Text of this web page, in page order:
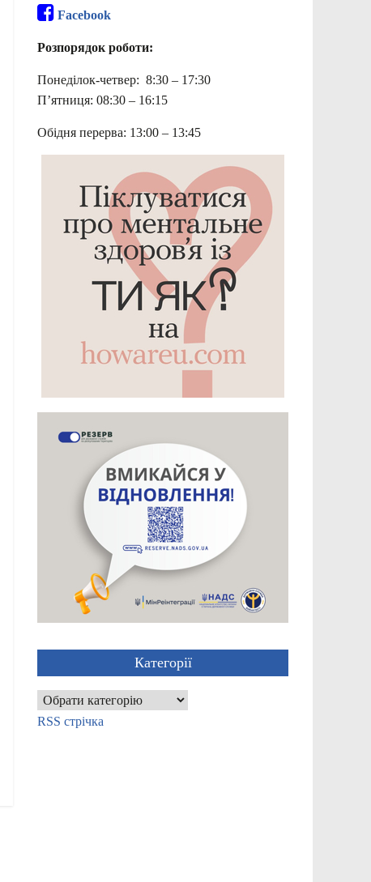
Facebook
Розпорядок роботи:
Понеділок-четвер: 8:30 – 17:30
П’ятниця: 08:30 – 16:15
Обідня перерва: 13:00 – 13:45
Категорії
Категорії
RSS стрічка